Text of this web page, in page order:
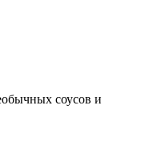
соусов и